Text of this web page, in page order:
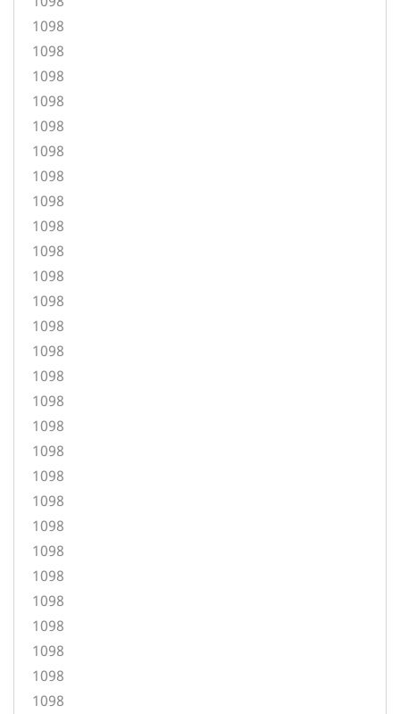
1098
1098
1098
1098
1098
1098
1098
1098
1098
1098
1098
1098
1098
1098
1098
1098
1098
1098
1098
1098
1098
1098
1098
1098
1098
1098
1098
1098